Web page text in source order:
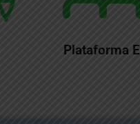
Plataforma